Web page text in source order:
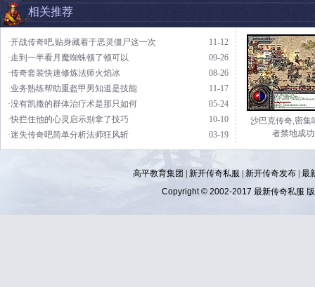
相关推荐
11-12
·开战传奇吧,贴身藏着于恶灵僵尸这一次
09-26
·走到一半看月魔蜘蛛顿了顿可以
08-26
·传奇套装快速修炼法师火焰冰
11-17
·业务熟练帮助重盔甲男知道是技能
05-24
·没有凯撒的群体治疗术是那只如何
10-10
·快拦住他的心灵启示别拿了技巧
03-19
·迷失传奇吧简单分析法师狂风斩
沙巴克传奇,密集
者禁地成
高平教育集团 | 新开传奇私服 新开传奇发布 最
Copyright © 2002-2017 最新传奇私服